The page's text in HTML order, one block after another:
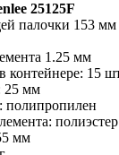
25125F
палочки 153 мм
1.25 мм
контейнере: 15
25 мм
полипропилен
полиэстер
мм